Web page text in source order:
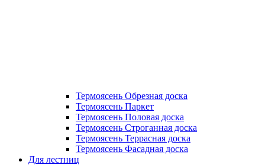
Термоясень Обрезная доска
Термоясень Паркет
Термоясень Половая доска
Термоясень Строганная доска
Термоясень Террасная доска
Термоясень Фасадная доска
Для лестниц